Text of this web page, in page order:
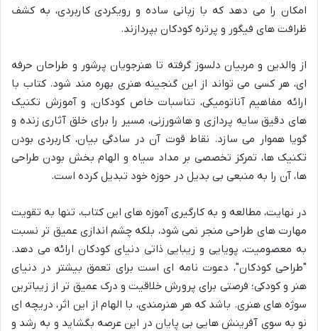
امکان را می دهد که با زبانی ساده و رویکردی کاربردی، به کشف
ظرافت های فیگور و پرتره کودکان بپردازند.
از والدین و مربیان دلسوز گرفته تا هنرجویان پرشور و طراحان حرفه
ای، هر کسی می تواند از این گنجینه هنری بهره مند شود. کتاب با
ارائه مفاهیم آناتومیکی، تناسبات خاص کودکان، و آموزش تکنیک
های دقیق سایه پردازی و هاشورزنی، مسیر را برای خلق آثاری زنده و
گویا هموار می سازد. نقاط قوت آن در سادگی بیان، کاربردی بودن
تکنیک ها، تمرکز تخصصی بر مداد سیاه و الهام بخش بودن طراحی
ها، آن را به منبعی بی بدیل در حوزه خود تبدیل کرده است.
در نهایت، مطالعه و به کارگیری آموزه های این کتاب، تنها به تقویت
مهارت های طراحی منجر نمی شود، بلکه چشم اندازی عمیق تر نسبت
به معصومیت، پویایی و زیبایی ذاتی دنیای کودکان ارائه می دهد.
"طراحی کودکان"، دعوت نامه ای است برای تعمق بیشتر در دنیای
هنر و کودکی؛ فرصتی برای پرورش خلاقیت و درک عمیق تر از زیباترین
سوژه های هنری. باشد که هر هنرمندی، با الهام از این اثر، دریچه ای
نو به سوی آفرینش هایی بی پایان در این عرصه بگشاید و به رشد و